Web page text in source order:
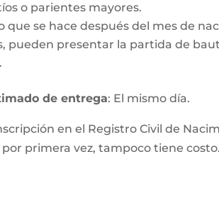
o parientes mayores.
que se hace después del mes de
pueden presentar la partida de
de entrega: El mismo día.
en el Registro Civil de
primera vez, tampoco tiene